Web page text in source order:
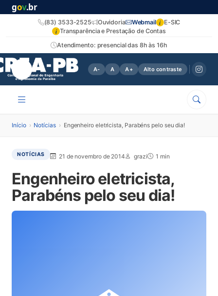
gov.br
Atendimento: presencial das 8h às 16h
(83) 3533-2525 Ouvidoria Webmail i E-SIC
i Transparência e Prestação de Contas
A- A A+ Alto contraste
Início › Notícias › Engenheiro eletricista, Parabéns pelo seu dia!
NOTÍCIAS 21 de novembro de 2014 grazi 1 min
Engenheiro eletricista,
Parabéns pelo seu dia!